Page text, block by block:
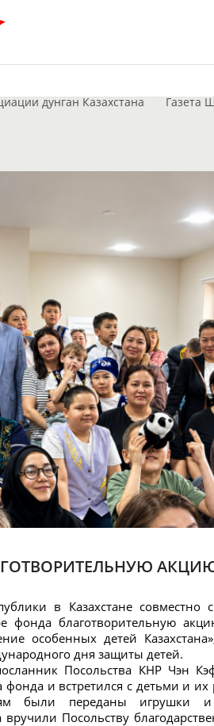
дунган Казахстана Газета
в Казахстане совместно с
фонда благотворительную
особенных детей
дня защиты детей.
Посольства КНР Чэн
и встретился с детьми и
были переданы игрушки и
Посольству